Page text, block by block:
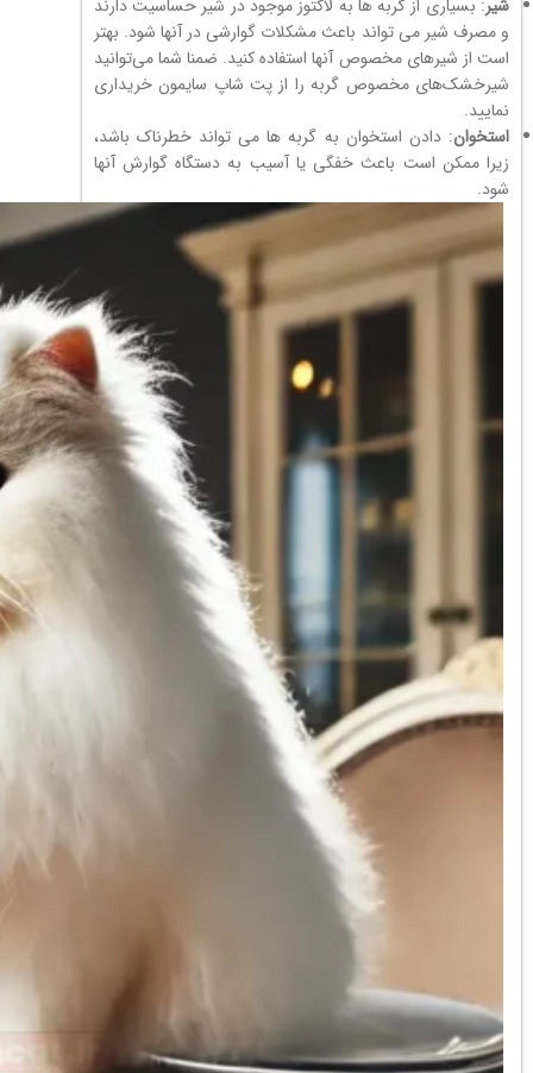
شیر: بسیاری از گربه ها به لاکتوز موجود در شیر حساسیت دارند
و مصرف شیر می تواند باعث مشکلات گوارشی در آنها شود. بهتر
است از شیرهای مخصوص آنها استفاده کنید. ضمنا شما می‌توانید
شیرخشک‌های مخصوص گربه را از پت شاپ سایمون خریداری
نمایید.
استخوان: دادن استخوان به گربه ها می تواند خطرناک باشد،
زیرا ممکن است باعث خفگی یا آسیب به دستگاه گوارش آنها
شود.